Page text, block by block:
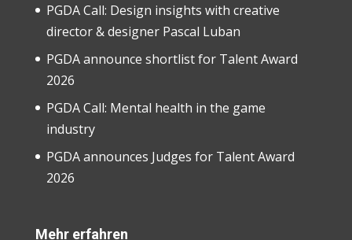
PGDA Call: Design insights with creative
director & designer Pascal Luban
PGDA announce shortlist for Talent Award
2026
PGDA Call: Mental health in the game
industry
PGDA announces Judges for Talent Award
2026
Mehr erfahren